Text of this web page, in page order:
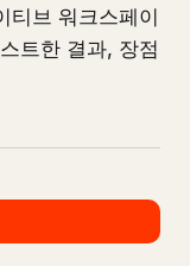
티브 워크스페이
트한 결과, 장점